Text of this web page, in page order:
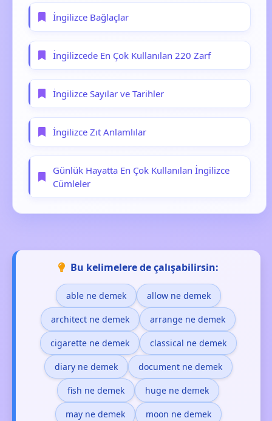
İngilizce Bağlaçlar
İngilizcede En Çok Kullanılan 220 Zarf
İngilizce Sayılar ve Tarihler
İngilizce Zıt Anlamlılar
Günlük Hayatta En Çok Kullanılan İngilizce
Cümleler
Bu kelimelere de çalışabilirsin:
able ne demek allow ne demek
architect ne demek arrange ne demek
cigarette ne demek classical ne demek
diary ne demek document ne demek
fish ne demek huge ne demek
may ne demek moon ne demek